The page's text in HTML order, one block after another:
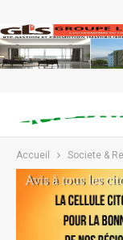
Accueil Societe &